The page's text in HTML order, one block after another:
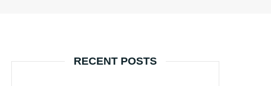
RECENT POSTS